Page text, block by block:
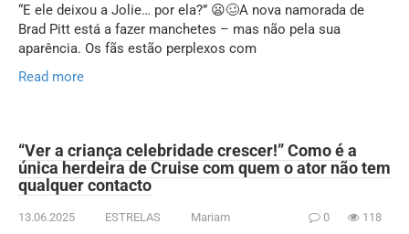
“E ele deixou a Jolie… por ela?” 😦🥴A nova namorada de
Brad Pitt está a fazer manchetes – mas não pela sua
aparência. Os fãs estão perplexos com
Read more
“Ver a criança celebridade crescer!” Como é a
única herdeira de Cruise com quem o ator não tem
qualquer contacto
13.06.2025 ESTRELAS Mariam 0 118